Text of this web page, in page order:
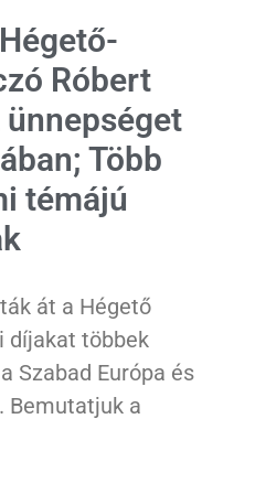
Róbert
Több
témájú
át a Hégető
díjakat többek
Szabad Európa és
Bemutatjuk a